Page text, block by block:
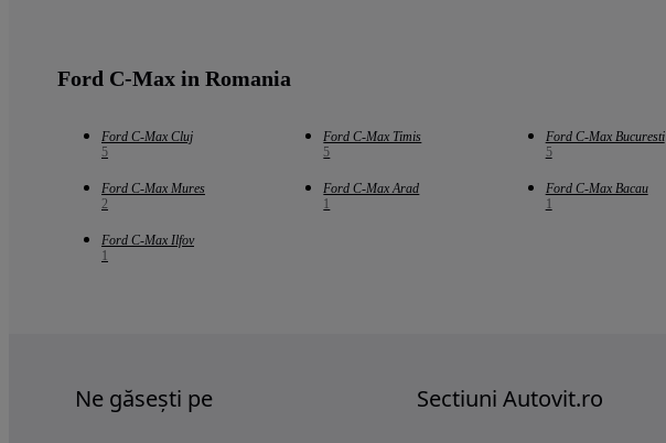
Ford C-Max in Romania
Ford C-Max Cluj
5
Ford C-Max Timis
5
Ford C-Max Bucuresti
5
Ford C-Max Mures
2
Ford C-Max Arad
1
Ford C-Max Bacau
1
Ford C-Max Ilfov
1
Ne găsești pe Sectiuni Autovit.ro